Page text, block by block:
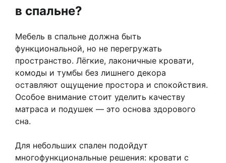
в спальне?
Мебель в спальне должна быть
функциональной, но не перегружать
пространство. Лёгкие, лаконичные кровати,
комоды и тумбы без лишнего декора
оставляют ощущение простора и спокойствия.
Особое внимание стоит уделить качеству
матраса и подушек — это основа здорового
сна.
Для небольших спален подойдут
многофункциональные решения: кровати с